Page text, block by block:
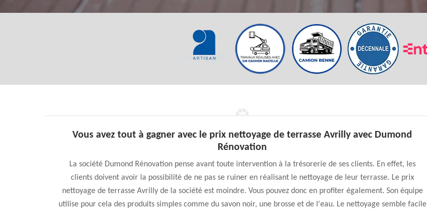
Vous avez tout à gagner avec le prix nettoyage de terrasse Avrilly avec Dumond
Rénovation
La société Dumond Rénovation pense avant toute intervention à la trésorerie de ses clients. En effet, les
clients doivent avoir la possibilité de ne pas se ruiner en réalisant le nettoyage de leur terrasse. Le prix
nettoyage de terrasse Avrilly de la société est moindre. Vous pouvez donc en profiter également. Son équipe
utilise pour cela des produits simples comme du savon noir, une brosse et de l'eau. Le nettoyage semble facile